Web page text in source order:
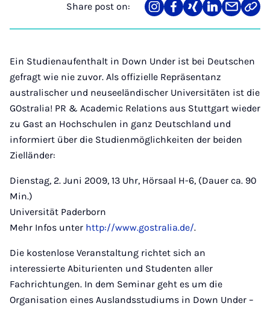
Share post on:
Share
on
Teilen
auf
Teilen
auf
Teilen
auf
Teilen
über
Mail
Link
Ein Studienaufenthalt in Down Under ist bei Deutschen
gefragt wie nie zuvor. Als offizielle Repräsentanz
australischer und neuseeländischer Universitäten ist die
GOstralia! PR & Academic Relations aus Stuttgart wieder
zu Gast an Hochschulen in ganz Deutschland und
informiert über die Studienmöglichkeiten der beiden
Zielländer:
Dienstag, 2. Juni 2009, 13 Uhr, Hörsaal H-6, (Dauer ca. 90
Min.)
Universität Paderborn
Mehr Infos unter http://www.gostralia.de/.
Die kostenlose Veranstaltung richtet sich an
interessierte Abiturienten und Studenten aller
Fachrichtungen. In dem Seminar geht es um die
Organisation eines Auslandsstudiums in Down Under –